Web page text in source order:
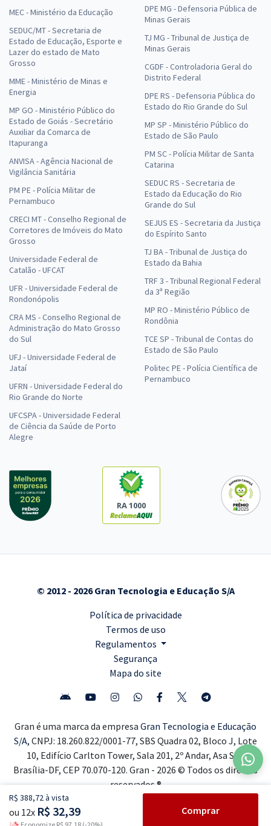
R$ 388,72 à vista
ou 12x R$ 32,39 Comprar
MEC - Ministério da Educação
SEDUC/MT - Secretaria de
Estado de Educação, Esporte e
Lazer do estado de Mato
Grosso
MME - Ministério de Minas e
Energia
MP GO - Ministério Público do
Estado de Goiás - Secretário
Auxiliar da Comarca de
Itapuranga
ANVISA - Agência Nacional de
Vigilância Sanitária
PM PE - Polícia Militar de
Pernambuco
CRECI MT - Conselho Regional de
Corretores de Imóveis do Mato
Grosso
Universidade Federal de
Catalão - UFCAT
UFR - Universidade Federal de
Rondonópolis
CRA MS - Conselho Regional de
Administração do Mato Grosso
do Sul
UFJ - Universidade Federal de
Jataí
UFRN - Universidade Federal do
Rio Grande do Norte
UFCSPA - Universidade Federal
de Ciência da Saúde de Porto
Alegre
DPE MG - Defensoria Pública de
Minas Gerais
TJ MG - Tribunal de Justiça de
Minas Gerais
CGDF - Controladoria Geral do
Distrito Federal
DPE RS - Defensoria Pública do
Estado do Rio Grande do Sul
MP SP - Ministério Público do
Estado de São Paulo
PM SC - Polícia Militar de Santa
Catarina
SEDUC RS - Secretaria de
Estado da Educação do Rio
Grande do Sul
SEJUS ES - Secretaria da Justiça
do Espírito Santo
TJ BA - Tribunal de Justiça do
Estado da Bahia
TRF 3 - Tribunal Regional Federal
da 3ª Região
MP RO - Ministério Público de
Rondônia
TCE SP - Tribunal de Contas do
Estado de São Paulo
Politec PE - Polícia Científica de
Pernambuco
RA 1000
© 2012 - 2026 Gran Tecnologia e Educação S/A
Política de privacidade
Termos de uso
Regulamentos
Segurança
Mapa do site
Gran é uma marca da empresa Gran Tecnologia e Educação
S/A, CNPJ: 18.260.822/0001-77, SBS Quadra 02, Bloco J, Lote
10, Edifício Carlton Tower, Sala 201, 2º Andar, Asa Sul,
Brasília-DF, CEP 70.070-120. Gran - 2026 © Todos os direitos
reservados ®